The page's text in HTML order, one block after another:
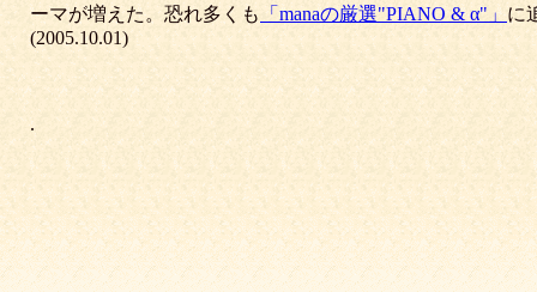
ーマが増えた。恐れ多くも 「manaの厳選"PIANO & α"」 に
(2005.10.01)
.